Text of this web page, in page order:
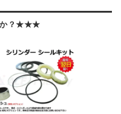
か？★★★